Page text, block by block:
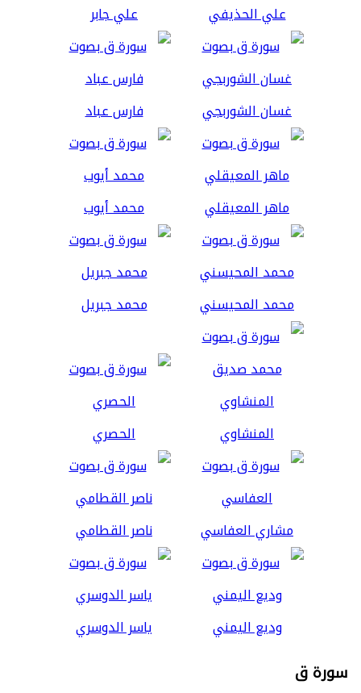
علي الحذيفي علي جابر
غسان الشوربجي فارس عباد
ماهر المعيقلي محمد أيوب
محمد المحيسني محمد جبريل
المنشاوي الحصري
مشاري العفاسي ناصر القطامي
وديع اليمني ياسر الدوسري
سورة ق